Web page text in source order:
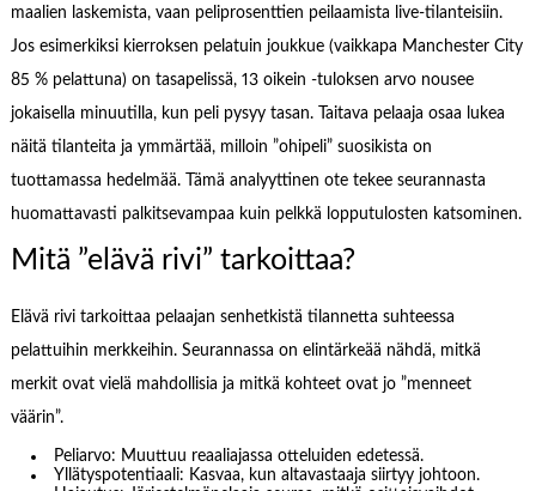
maalien laskemista, vaan peliprosenttien peilaamista live-tilanteisiin.
Jos esimerkiksi kierroksen pelatuin joukkue (vaikkapa Manchester City
85 % pelattuna) on tasapelissä, 13 oikein -tuloksen arvo nousee
jokaisella minuutilla, kun peli pysyy tasan. Taitava pelaaja osaa lukea
näitä tilanteita ja ymmärtää, milloin ”ohipeli” suosikista on
tuottamassa hedelmää. Tämä analyyttinen ote tekee seurannasta
huomattavasti palkitsevampaa kuin pelkkä lopputulosten katsominen.
Mitä ”elävä rivi” tarkoittaa?
Elävä rivi tarkoittaa pelaajan senhetkistä tilannetta suhteessa
pelattuihin merkkeihin. Seurannassa on elintärkeää nähdä, mitkä
merkit ovat vielä mahdollisia ja mitkä kohteet ovat jo ”menneet
väärin”.
Peliarvo: Muuttuu reaaliajassa otteluiden edetessä.
Yllätyspotentiaali: Kasvaa, kun altavastaaja siirtyy johtoon.